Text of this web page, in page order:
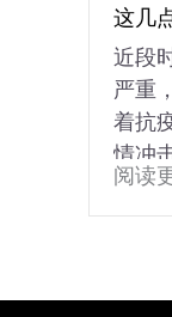
这几
近段
严重
着抗
情冲
阅读